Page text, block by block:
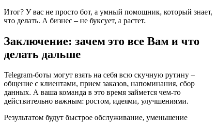
Итог? У вас не просто бот, а умный помощник, который знает,
что делать. А бизнес – не буксует, а растет.
Заключение: зачем это все Вам и что
делать дальше
Telegram-боты могут взять на себя всю скучную рутину –
общение с клиентами, прием заказов, напоминания, сбор
данных. А ваша команда в это время займется чем-то
действительно важным: ростом, идеями, улучшениями.
Результатом будут быстрое обслуживание, уменьшение